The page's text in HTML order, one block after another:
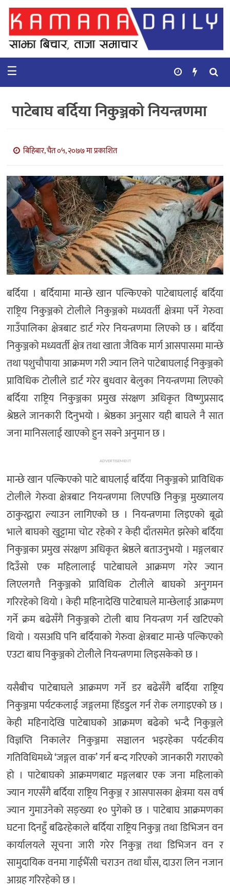
गृहपृष्ठ
समाचार
कुटनिती
अर्थ
र
भिडियो
सिफारिस
☰
पाटेबाघ बर्दिया निकुञ्जको नियन्त्रणमा
बिहिबार, चैत ०५, २०७७ मा प्रकाशित
बर्दिया । बर्दियामा मान्छे खान पल्किएको पाटेबाघलाई बर्दिया
राष्ट्रिय निकुञ्जको टोलीले निकुञ्जको मध्यवर्ती क्षेत्रमा पर्ने गेरुवा
गाउँपालिका क्षेत्रबाट डार्ट गरेर नियन्त्रणमा लिएको छ । बर्दिया
निकुञ्जको मध्यवर्ती क्षेत्र तथा खाता जैविक मार्ग आसपासमा मान्छे
तथा पशुचौपाया आक्रमण गरी ज्यान लिने पाटेबाघलाई निकुञ्जको
प्राविधिक टोलीले डार्ट गरेर बुधवार बेलुका नियन्त्रणमा लिएको
बर्दिया राष्ट्रिय निकुञ्जका प्रमुख संरक्षण अधिकृत विष्णुप्रसाद
श्रेष्ठले जानकारी दिनुभयो । श्रेष्ठका अनुसार यही बाघले नै सात
जना मानिसलाई खाएको हुन सक्ने अनुमान छ ।
ADVERTISEMENT
मान्छे खान पल्किएको पाटे बाघलाई बर्दिया निकुञ्जको प्राविधिक
टोलीले गेरुवा क्षेत्रबाट नियन्त्रणमा लिएपछि निकुञ्ज मुख्यालय
ठाकुरद्वारा ल्याउन लागिएको छ । नियन्त्रणमा लिइएको बूढो
भाले बाघको खुट्टामा चोट रहेको र केही दाँतसमेत झरेको बर्दिया
निकुञ्जका प्रमुख संरक्षण अधिकृत श्रेष्ठले बताउनुभयो । मङ्गलबार
दिउँसो एक महिलालाई पाटेबाघले आक्रमण गरेर ज्यान
लिएलगत्तै निकुञ्जको प्राविधिक टोलीले बाघको अनुगमन
गरिरहेको थियो । केही महिनादेखि पाटेबाघले मान्छेलाई आक्रमण
गर्ने क्रम बढेसँगै निकुञ्जको टोली बाघ नियन्त्रण गर्न खटिएको
थियो । यसअघि पनि बर्दियाको गेरुवा क्षेत्रबाट मान्छे पल्किएको
एउटा बाघ निकुञ्जको टोलीले नियन्त्रणमा लिइसकेको छ ।
यसैबीच पाटेबाघले आक्रमण गर्ने डर बढेसँगै बर्दिया राष्ट्रिय
निकुञ्जमा पर्यटकलाई जङ्गलमा हिँडडुल गर्न रोक लगाइएको छ ।
केही महिनादेखि पाटेबाघको आक्रमण बढेको भन्दै निकुञ्जले
विज्ञप्ति निकालेर निकुञ्जमा सञ्चालन भइरहेका पर्यटकीय
गतिविधिमध्ये ‘जङ्गल वाक’ गर्न बन्द गरिएको जानकारी गराएको
हो । पाटेबाघको आक्रमणबाट मङ्गलबार एक जना महिलाको
ज्यान गएसँगै बर्दिया राष्ट्रिय निकुञ्ज र आसपासका क्षेत्रमा यस वर्ष
ज्यान गुमाउनेको सङ्ख्या १० पुगेको छ । पाटेबाघ आक्रमणका
घटना दिनहुँ बढिरहेकाले बर्दिया राष्ट्रिय निकुञ्ज तथा डिभिजन वन
कार्यालयले सूचना जारी गरेर निकुञ्ज तथा डिभिजन वन र
सामुदायिक वनमा गाईभैँसी चराउन तथा घाँस, दाउरा लिन नजान
आग्रह गरिरहेको छ ।